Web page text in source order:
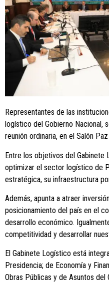
Representantes de las
logístico del Gobierno Nacional,
reunión ordinaria, en el Salón
Entre los objetivos del Gabinete
optimizar el sector logístico de
estratégica, su infraestructura
Además, apunta a atraer
posicionamiento del país en el
desarrollo económico.
competitividad y desarrollar
El Gabinete Logístico está
Presidencia; de Economía y
Obras Públicas y de Asuntos del